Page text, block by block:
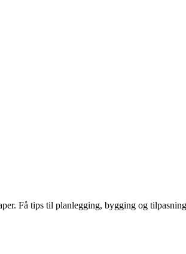
Få tips til planlegging, bygging og